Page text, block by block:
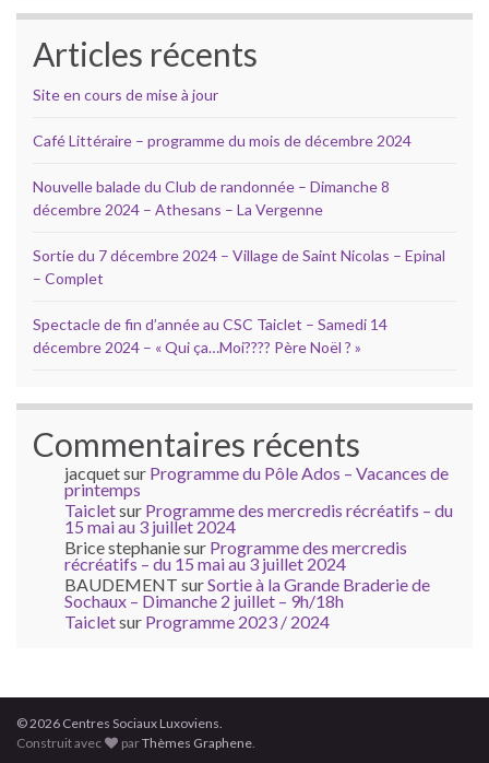
Articles récents
Site en cours de mise à jour
Café Littéraire – programme du mois de décembre 2024
Nouvelle balade du Club de randonnée – Dimanche 8
décembre 2024 – Athesans – La Vergenne
Sortie du 7 décembre 2024 – Village de Saint Nicolas – Epinal
– Complet
Spectacle de fin d’année au CSC Taiclet – Samedi 14
décembre 2024 – « Qui ça…Moi???? Père Noël ? »
Commentaires récents
jacquetsur Programme du Pôle Ados – Vacances de
printemps
Taicletsur Programme des mercredis récréatifs – du
15 mai au 3 juillet 2024
Brice stephaniesur Programme des mercredis
récréatifs – du 15 mai au 3 juillet 2024
BAUDEMENT surSortie à la Grande Braderie de
Sochaux – Dimanche 2 juillet – 9h/18h
Taicletsur Programme 2023 / 2024
© 2026 Centres Sociaux Luxoviens.
Construit avec
parThèmes Graphene.